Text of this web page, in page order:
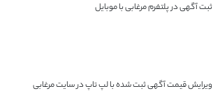
ثبت آگهی در پلتفرم مرغابی با موبایل
ویرایش قیمت آگهی ثبت شده با لپ تاپ در سایت مرغابی